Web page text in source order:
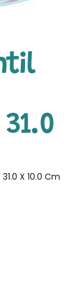
X 10.0 Cm